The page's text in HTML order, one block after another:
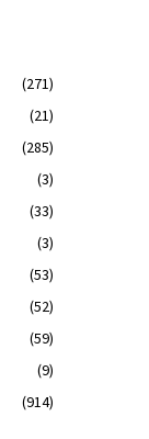
(271)
(21)
(285)
(3)
(33)
(3)
(53)
(52)
(59)
(9)
(914)